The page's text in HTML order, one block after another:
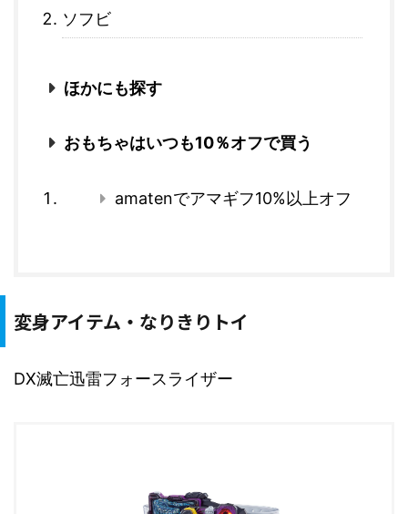
ソフビ
ほかにも探す
おもちゃはいつも10％オフで買う
amatenでアマギフ10%以上オフ
変身アイテム・なりきりトイ
DX滅亡迅雷フォースライザー